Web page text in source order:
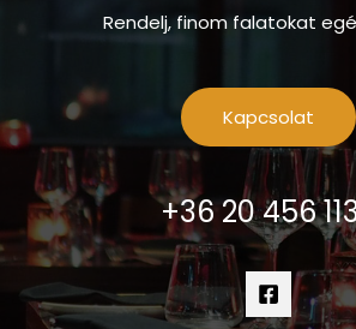
Rendelj, finom falatokat
Kapcsolat
+36 20 456